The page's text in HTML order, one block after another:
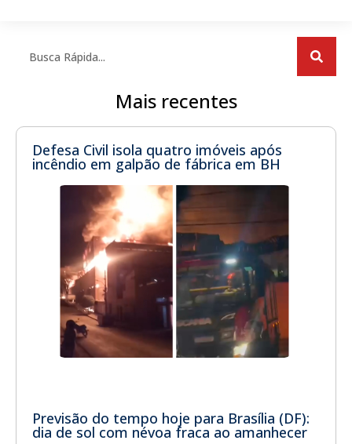
Mais recentes
Defesa Civil isola quatro imóveis após
incêndio em galpão de fábrica em BH
Previsão do tempo hoje para Brasília (DF):
dia de sol com névoa fraca ao amanhecer